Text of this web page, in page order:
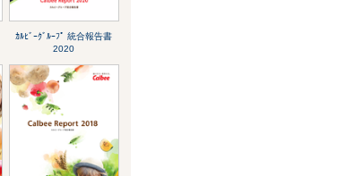
ｶﾙﾋﾞｰｸﾞﾙｰﾌﾟ 統合報告書
2020